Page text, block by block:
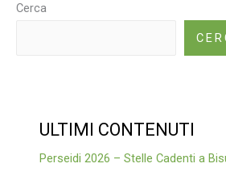
Cerca
ULTIMI CONTENUTI
Perseidi 2026 – Stelle Cadenti a